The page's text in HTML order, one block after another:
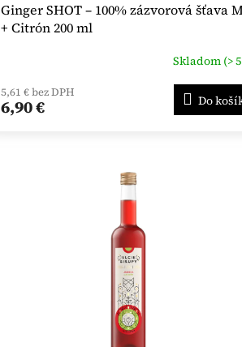
Ginger SHOT – 100% zázvorová šťava
+ Citrón 200 ml
Skladom (>
5,61 € bez DPH
6,90 € Do